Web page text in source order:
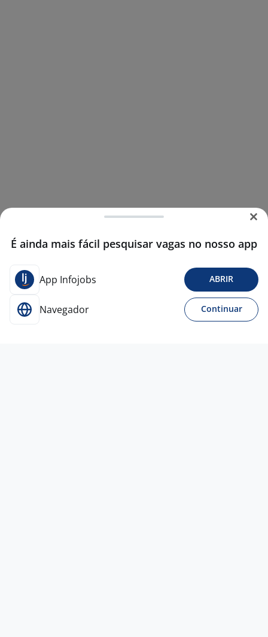
É ainda mais fácil pesquisar vagas no nosso app
App Infojobs ABRIR
Navegador Continuar